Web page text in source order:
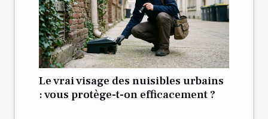
Le vrai visage des nuisibles urbains
: vous protège-t-on efficacement ?